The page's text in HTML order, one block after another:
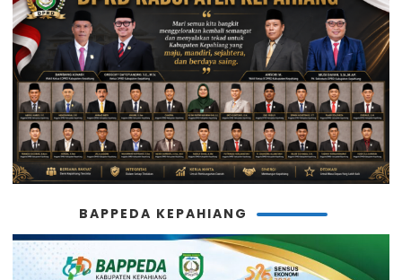
BAPPEDA KEPAHIANG